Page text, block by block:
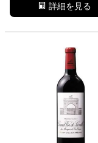
詳細を見る